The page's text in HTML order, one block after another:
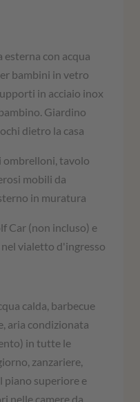
esterna con acqua
bambini in vetro
in acciaio inox
Giardino
dietro la casa
ombrelloni, tavolo
mobili da
in muratura
Car (non incluso) e
vialetto d'ingresso
calda, barbecue
aria condizionata
in tutte le
zanzariere,
piano superiore e
nelle camere da